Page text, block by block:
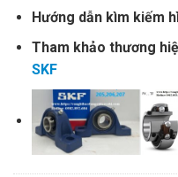
Hướng dẫn kìm kiếm
Tham khảo thương
SKF